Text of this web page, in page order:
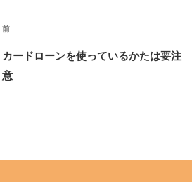
前
カードローンを使っているかたは要注
意